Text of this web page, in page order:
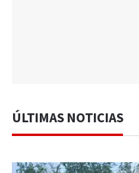
ÚLTIMAS NOTICIAS